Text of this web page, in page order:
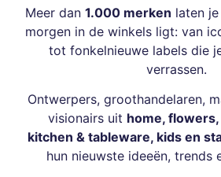
Meer dan 1.000 merken laten
morgen in de winkels ligt: van
tot fonkelnieuwe labels die
verrassen.
Ontwerpers, groothandelaren,
visionairs uit home,
kitchen & tableware, kids en
hun nieuwste ideeën, trends